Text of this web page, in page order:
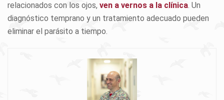
relacionados con los ojos, ven a vernos a la clínica. Un
diagnóstico temprano y un tratamiento adecuado pueden
eliminar el parásito a tiempo.